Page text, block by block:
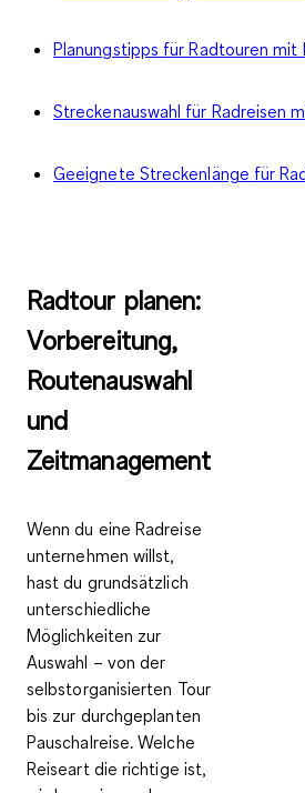
Planungstipps für Radtouren mit
Streckenauswahl für Radreisen
Geeignete Streckenlänge für
Radtour planen:
Vorbereitung,
Routenauswahl
und
Zeitmanagement
Wenn du eine Radreise
unternehmen willst,
hast du grundsätzlich
unterschiedliche
Möglichkeiten zur
Auswahl – von der
selbstorganisierten Tour
bis zur durchgeplanten
Pauschalreise. Welche
Reiseart die richtige ist,